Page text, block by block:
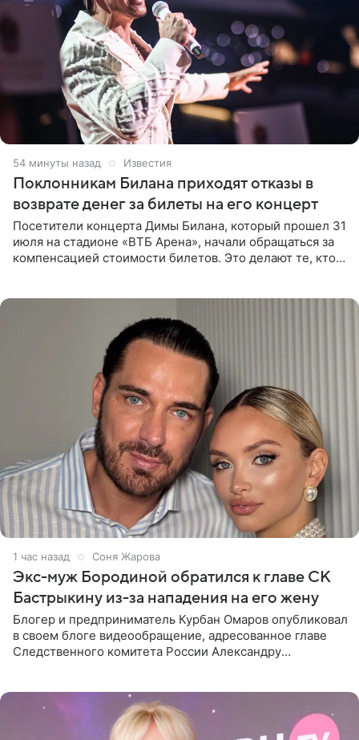
54 минуты назад Известия
Поклонникам Билана приходят отказы в
возврате денег за билеты на его концерт
Посетители концерта Димы Билана, который прошел 31
июля на стадионе «ВТБ Арена», начали обращаться за
компенсацией стоимости билетов. Это делают те, кто
1 час назад Соня Жарова
Экс-муж Бородиной обратился к главе СК
Бастрыкину из-за нападения на его жену
Блогер и предприниматель Курбан Омаров опубликовал
в своем блоге видеообращение, адресованное главе
Следственного комитета России Александру